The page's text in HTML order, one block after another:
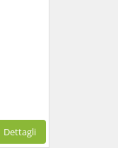
Dettagli